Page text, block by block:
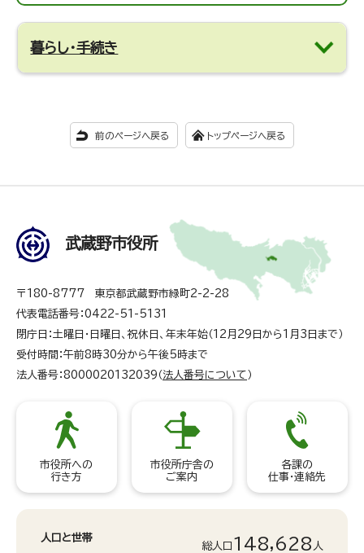
暮らし・手続き
前のページへ戻る トップページへ戻る
武蔵野市役所
〒180-8777 東京都武蔵野市緑町2-2-28
代表電話番号：0422-51-5131
閉庁日：土曜日・日曜日、祝休日、年末年始（12月29日から1月3日まで）
受付時間：午前8時30分から午後5時まで
法人番号：8000020132039（ 法人番号について ）
市役所への
行き方
市役所庁舎の
ご案内
各課の
仕事・連絡先
人口と世帯
総人口 148,628 人